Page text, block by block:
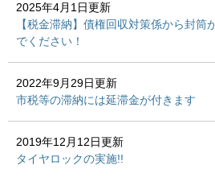
2025年4月1日更新
【税金滞納】債権回収対策係から封筒
でください！
2022年9月29日更新
市税等の滞納には延滞金が付きます
2019年12月12日更新
タイヤロックの実施!!